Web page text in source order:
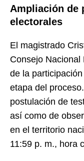
Ampliación de
electorales
El magistrado
Consejo
de la
etapa del
postulación de
así como de
en el territorio
11:59 p. m., hora